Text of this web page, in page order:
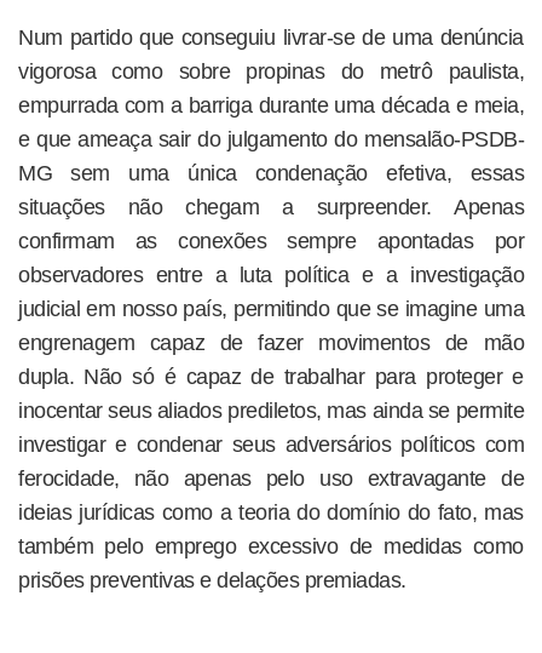
Num partido que conseguiu livrar-se de uma denúncia
vigorosa como sobre propinas do metrô paulista,
empurrada com a barriga durante uma década e meia,
e que ameaça sair do julgamento do mensalão-PSDB-
MG sem uma única condenação efetiva, essas
situações não chegam a surpreender. Apenas
confirmam as conexões sempre apontadas por
observadores entre a luta política e a investigação
judicial em nosso país, permitindo que se imagine uma
engrenagem capaz de fazer movimentos de mão
dupla. Não só é capaz de trabalhar para proteger e
inocentar seus aliados prediletos, mas ainda se permite
investigar e condenar seus adversários políticos com
ferocidade, não apenas pelo uso extravagante de
ideias jurídicas como a teoria do domínio do fato, mas
também pelo emprego excessivo de medidas como
prisões preventivas e delações premiadas.